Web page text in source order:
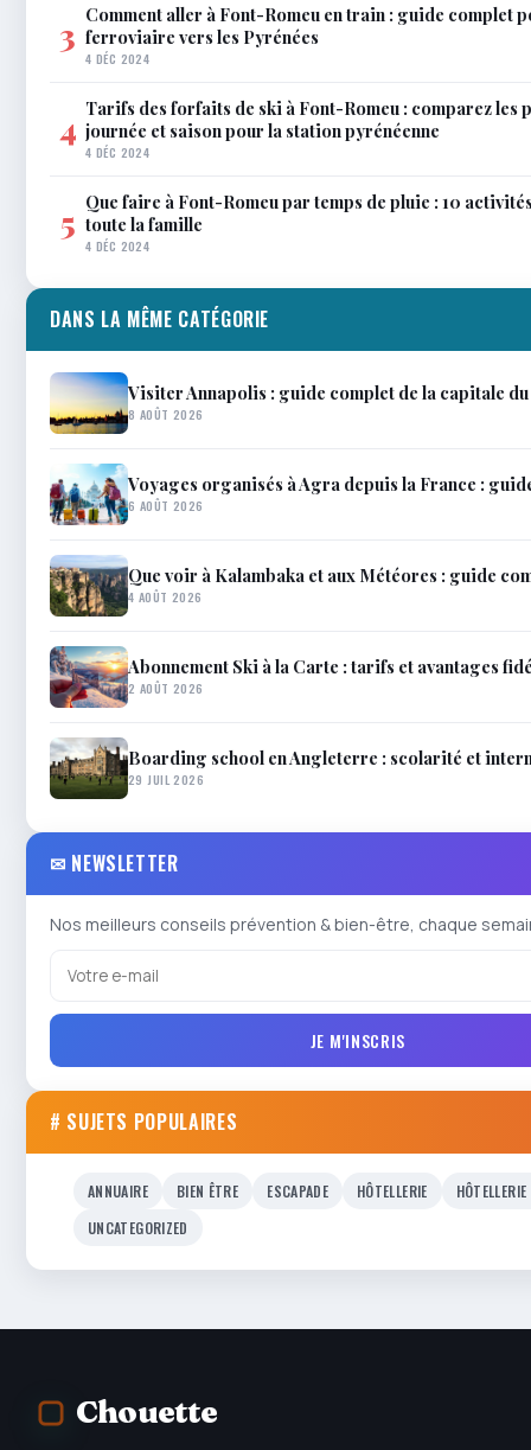
3 Comment aller à Font-Romeu en train : guide complet
ferroviaire vers les Pyrénées
4 DÉC 2024
4 Tarifs des forfaits de ski à Font-Romeu : comparez les
journée et saison pour la station pyrénéenne
4 DÉC 2024
5 Que faire à Font-Romeu par temps de pluie : 10
toute la famille
4 DÉC 2024
DANS LA MÊME CATÉGORIE
Visiter Annapolis : guide complet de la capitale
8 AOÛT 2026
Voyages organisés à Agra depuis la France :
6 AOÛT 2026
Que voir à Kalambaka et aux Météores : guide
4 AOÛT 2026
Abonnement Ski à la Carte : tarifs et avantages
2 AOÛT 2026
Boarding school en Angleterre : scolarité et
29 JUIL 2026
✉ NEWSLETTER
Nos meilleurs conseils prévention & bien-être, chaque
JE M'INSCRIS
# SUJETS POPULAIRES
ANNUAIRE BIEN ÊTRE ESCAPADE HÔTELLERIE
UNCATEGORIZED
Chouette